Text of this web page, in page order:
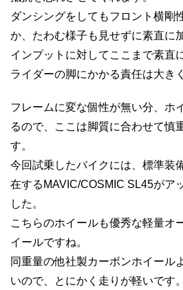
ダンシングをしてもフロント横剛
か、たわむ様子も見せずに素直に
インプットに対してここまで素直
ライダーの脚にかかる責任は大き
フレームに変な個性が無い分、ホ
るので、ここは脚質に合わせて慎
す。
今回試乗したバイクには、標準装
在するMAVIC/COSMIC SL45がア
した。
こちらのホイールも優秀な軽量オ
イールですね。
同重量の他社製カーボンホイール
いので、とにかく走りが軽いです。